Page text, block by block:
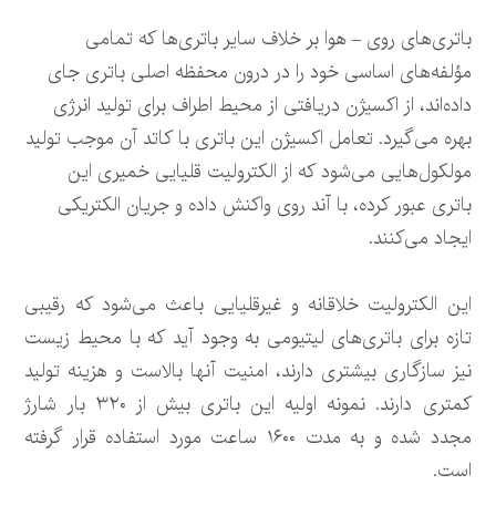
باتری‌های روی – هوا بر خلاف سایر باتری‌ها که تمامی
مؤلفه‌های اساسی خود را در درون محفظه اصلی باتری جای
داده‌اند، از اکسیژن دریافتی از محیط اطراف برای تولید انرژی
بهره می‌گیرد. تعامل اکسیژن این باتری با کاتد آن موجب تولید
مولکول‌هایی می‌شود که از الکترولیت قلیایی خمیری این
باتری عبور کرده، با آند روی واکنش داده و جریان الکتریکی
ایجاد می‌کنند.
این الکترولیت خلاقانه و غیرقلیایی باعث می‌شود که رقیبی
تازه برای باتری‌های لیتیومی به وجود آید که با محیط زیست
نیز سازگاری بیشتری دارند، امنیت آنها بالاست و هزینه تولید
کمتری دارند. نمونه اولیه این باتری بیش از ۳۲۰ بار شارژ
مجدد شده و به مدت ۱۶۰۰ ساعت مورد استفاده قرار گرفته
است.